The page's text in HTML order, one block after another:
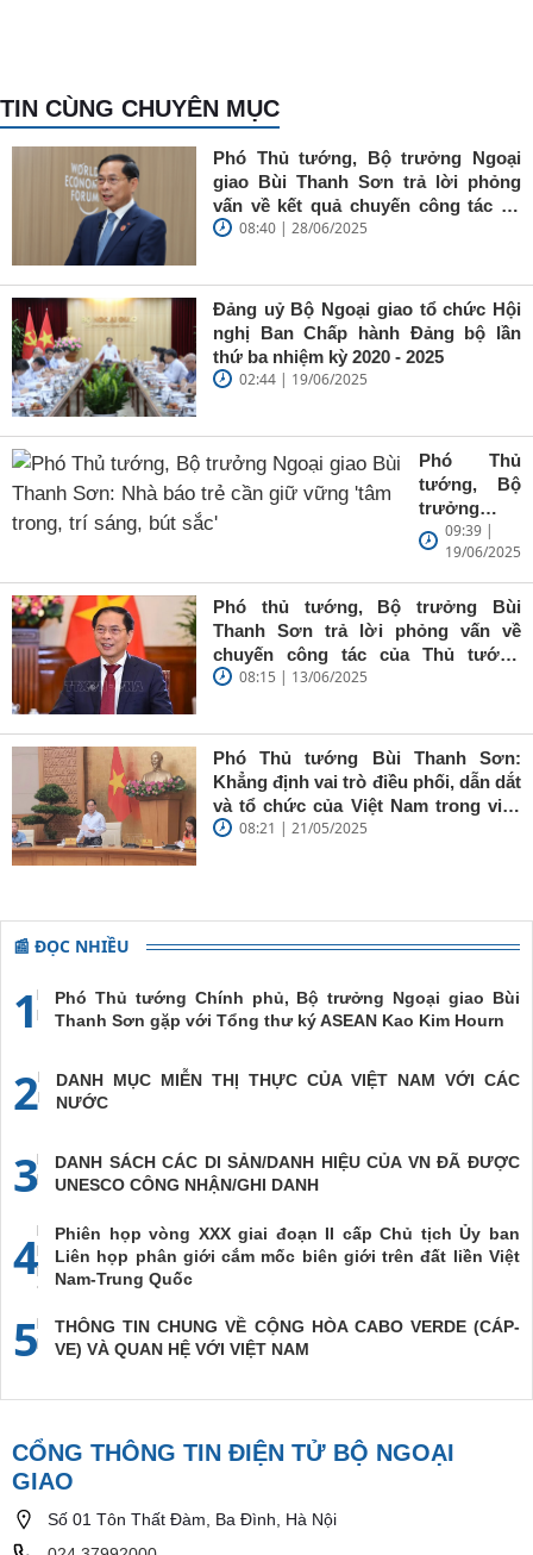
TIN CÙNG CHUYÊN MỤC
Phó Thủ tướng, Bộ trưởng Ngoại
giao Bùi Thanh Sơn trả lời phỏng
vấn về kết quả chuyến công tác tại
Trung Quốc của Thủ tướng Chính
08:40 | 28/06/2025
Đảng uỷ Bộ Ngoại giao tổ chức Hội
nghị Ban Chấp hành Đảng bộ lần
thứ ba nhiệm kỳ 2020 - 2025
02:44 | 19/06/2025
Phó Thủ
tướng, Bộ
trưởng
Ngoại giao
Bùi Thanh
Sơn: Nhà
báo trẻ cần
giữ vững
'tâm trong,
09:39 |
19/06/2025
Phó thủ tướng, Bộ trưởng Bùi
Thanh Sơn trả lời phỏng vấn về
chuyến công tác của Thủ tướng
Chính phủ đến Estonia, Pháp và
08:15 | 13/06/2025
Phó Thủ tướng Bùi Thanh Sơn:
Khẳng định vai trò điều phối, dẫn dắt
và tổ chức của Việt Nam trong việc
đề cao chủ nghĩa đa phương, đoàn
08:21 | 21/05/2025
📰 ĐỌC NHIỀU
1
Phó Thủ tướng Chính phủ, Bộ trưởng Ngoại giao Bùi
Thanh Sơn gặp với Tổng thư ký ASEAN Kao Kim Hourn
2
DANH MỤC MIỄN THỊ THỰC CỦA VIỆT NAM VỚI CÁC
NƯỚC
3
DANH SÁCH CÁC DI SẢN/DANH HIỆU CỦA VN ĐÃ ĐƯỢC
UNESCO CÔNG NHẬN/GHI DANH
4
Phiên họp vòng XXX giai đoạn II cấp Chủ tịch Ủy ban
Liên họp phân giới cắm mốc biên giới trên đất liền Việt
Nam-Trung Quốc
5
THÔNG TIN CHUNG VỀ CỘNG HÒA CABO VERDE (CÁP-
VE) VÀ QUAN HỆ VỚI VIỆT NAM
CỔNG THÔNG TIN ĐIỆN TỬ BỘ NGOẠI
GIAO
Số 01 Tôn Thất Đàm, Ba Đình, Hà Nội